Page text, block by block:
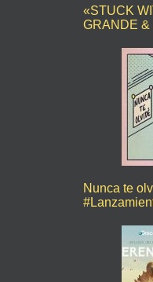
«STUCK
GRANDE &
Nunca te